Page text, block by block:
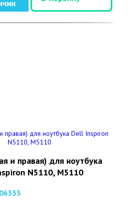
и правая) для ноутбука
N5110, M5110